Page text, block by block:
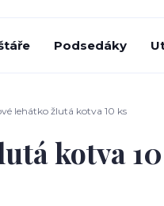
Podsedáky
lehátko žlutá kotva 10 ks
kotva